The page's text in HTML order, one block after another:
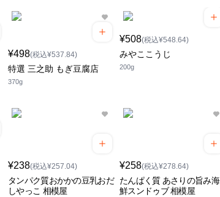
¥498(税込¥537.84)
特選 三之助 もぎ豆腐店
370g
¥508(税込¥548.64)
みやここうじ
200g
¥238(税込¥257.04)
タンパク質おかかの豆乳おだ
しやっこ 相模屋
¥258(税込¥278.64)
たんぱく質 あさりの旨み海
鮮スンドゥブ 相模屋